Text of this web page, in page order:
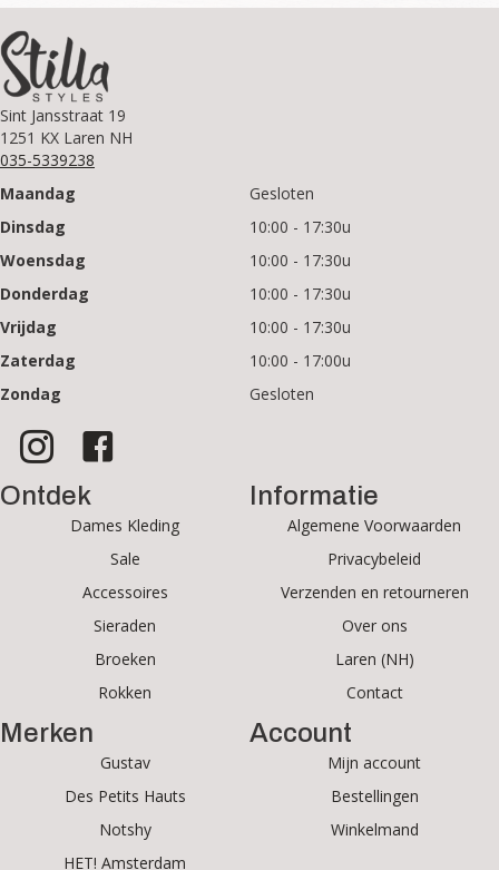
Sint Jansstraat 19
1251 KX Laren NH
035-5339238
Maandag
Gesloten
Dinsdag
10:00 - 17:30u
Woensdag
10:00 - 17:30u
Donderdag
10:00 - 17:30u
Vrijdag
10:00 - 17:30u
Zaterdag
10:00 - 17:00u
Zondag
Gesloten
Ontdek
Dames Kleding
Sale
Accessoires
Sieraden
Broeken
Rokken
Merken
Gustav
Des Petits Hauts
Notshy
HET! Amsterdam
Informatie
Algemene Voorwaarden
Privacybeleid
Verzenden en retourneren
Over ons
Laren (NH)
Contact
Account
Mijn account
Bestellingen
Winkelmand